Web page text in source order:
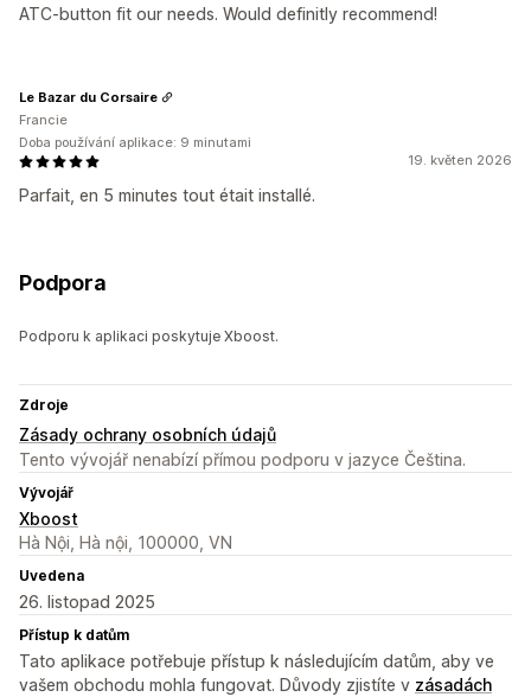
ATC-button fit our needs. Would definitly recommend!
19. květen 2026
Parfait, en 5 minutes tout était installé.
Le Bazar du Corsaire
Francie
Doba používání aplikace: 9 minutami
Podpora
Podporu k aplikaci poskytuje Xboost.
Zdroje
Zásady ochrany osobních údajů
Tento vývojář nenabízí přímou podporu v jazyce Čeština.
Vývojář
Xboost
Hà Nội, Hà nội, 100000, VN
Uvedena
26. listopad 2025
Přístup k datům
Tato aplikace potřebuje přístup k následujícím datům, aby ve
vašem obchodu mohla fungovat. Důvody zjistíte v zásadách